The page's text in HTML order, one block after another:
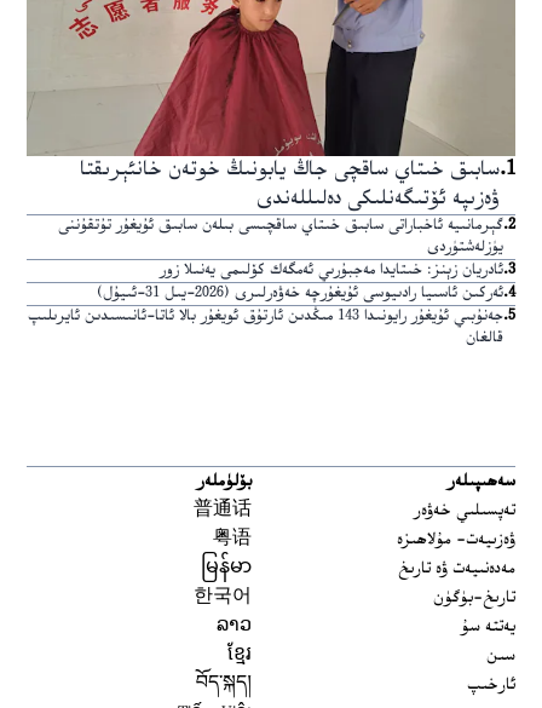
1
.سابىق خىتاي ساقچى جاڭ يابونىڭ خوتەن خانئېرىقتا
ۋەزىپە ئۆتىگەنلىكى دەلىللەندى
2
.گېرمانىيە ئاخباراتى سابىق خىتاي ساقچىسى بىلەن سابىق ئۇيغۇر تۇتقۇننى
يۈزلەشتۈردى
3
.ئادريان زېنز: خىتايدا مەجبۇرىي ئەمگەك كۆلىمى يەنىلا زور
4
.ئەركىن ئاسىيا رادىيوسى ئۇيغۇرچە خەۋەرلىرى (2026-يىل 31-ئىيۇل)
5
.
جەنۇبىي ئۇيغۇر رايونىدا 143 مىڭدىن ئارتۇق ئويغۇر بالا ئاتا-ئانىسىدىن ئايرىلىپ
قالغان
سەھىپىلەر
تەپسىلىي خەۋەر
ۋەزىيەت- مۇلاھىزە
مەدەنىيەت ۋە تارىخ
تارىخ-بۈگۈن
يەتتە سۇ
سىن
ئارخىپ
بۆلۈملەر
普通话
粤语
မြန်မာ
한국어
ລາວ
ខ្មែរ
བོད་སྐད།